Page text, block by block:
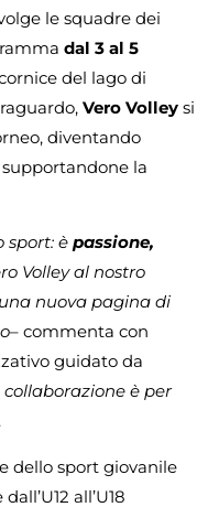
le squadre dei
dal 3 al 5
del lago di
Vero Volley si
diventando
supportandone la
sport: è passione,
Volley al nostro
nuova pagina di
– commenta con
guidato da
collaborazione è per
dello sport giovanile
all’U18